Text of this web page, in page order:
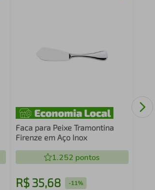
Faca para Peixe Tramontina
Firenze em Aço Inox
1.252 pontos
R$ 35,68 -11%